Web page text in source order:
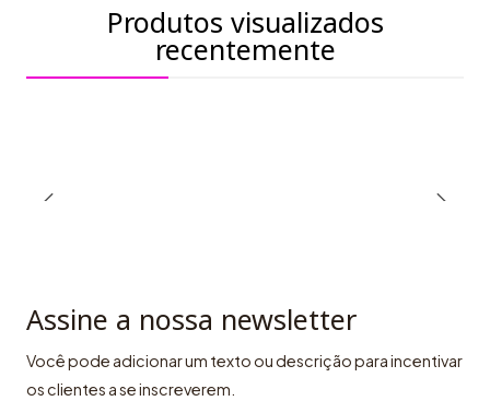
Produtos visualizados
recentemente
Assine a nossa newsletter
Você pode adicionar um texto ou descrição para incentivar
os clientes a se inscreverem.